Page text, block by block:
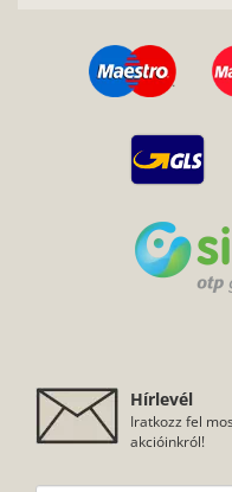
Iratkozz fel
akcióinkról!